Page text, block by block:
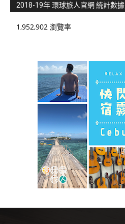
2018-19年 環球旅人官網 統計數據
1,952,902 瀏覽率